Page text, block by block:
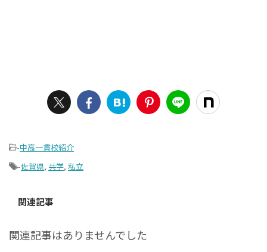
-中高一貫校紹介
-佐賀県, 共学, 私立
関連記事
関連記事はありませんでした